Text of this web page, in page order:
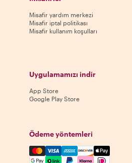
Misafir yardım merkezi
Misafir iptal politikası
Misafir kullanım koşulları
Uygulamamızı indir
App Store
Google Play Store
Ödeme yöntemleri
Mastercard, Visa, Amex,